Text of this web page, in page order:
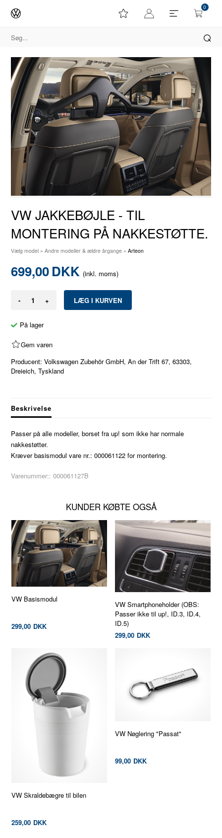
0
VW JAKKEBØJLE - TIL
MONTERING PÅ NAKKESTØTTE.
Vælg model »Andre modeller & ældre årgange »Arteon
699,00DKK (inkl. moms)
- +
På lager
Gem varen
Producent: Volkswagen Zubehör GmbH, An der Trift 67, 63303,
Dreieich, Tyskland
Beskrivelse
Passer på alle modeller, borset fra up! som ikke har normale
nakkestøtter.
Kræver basismodul vare nr.: 000061122 for montering.
Varenummer::000061127B
KUNDER KØBTE OGSÅ
VW Basismodul
299,00 DKK
VW Smartphoneholder (OBS:
Passer ikke til up!, ID.3, ID.4,
ID.5)
299,00 DKK
VW Skraldebægre til bilen
259,00 DKK
VW Nøglering "Passat"
99,00 DKK